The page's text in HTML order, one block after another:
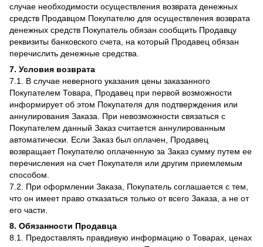
случае необходимости осуществления возврата денежных
средств Продавцом Покупателю для осуществления возврата
денежных средств Покупатель обязан сообщить Продавцу
реквизиты банковского счета, на который Продавец обязан
перечислить денежные средства.
7. Условия возврата
7.1. В случае неверного указания цены заказанного
Покупателем Товара, Продавец при первой возможности
информирует об этом Покупателя для подтверждения или
аннулирования Заказа. При невозможности связаться с
Покупателем данный Заказ считается аннулированным
автоматически. Если Заказ был оплачен, Продавец
возвращает Покупателю оплаченную за Заказ сумму путем ее
перечисления на счет Покупателя или другим приемлемым
способом.
7.2. При оформлении Заказа, Покупатель соглашается с тем,
что он имеет право отказаться только от всего Заказа, а не от
его части.
8. Обязанности Продавца
8.1. Предоставлять правдивую информацию о Товарах, ценах